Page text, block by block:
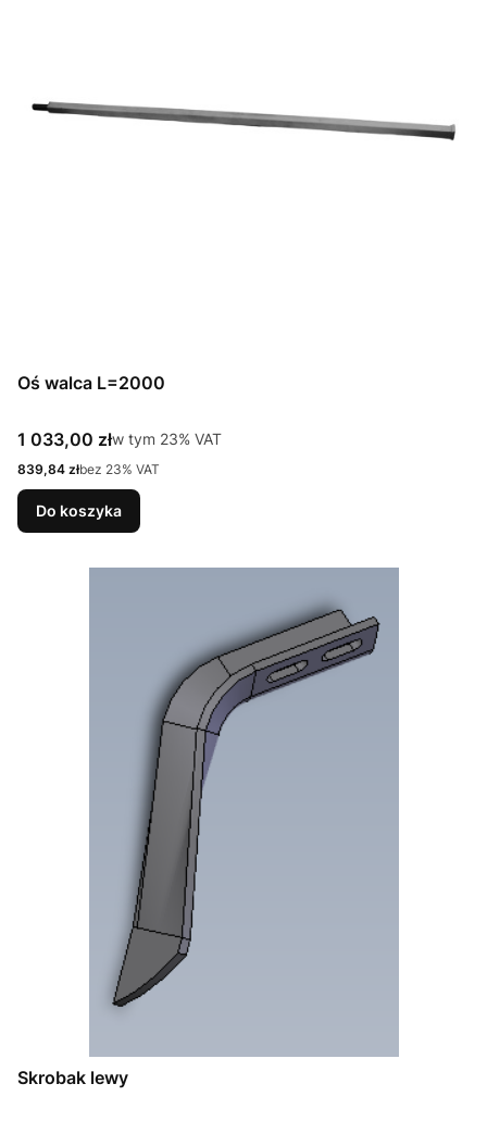
Oś walca L=2000
Cena brutto
1 033,00 złw tym %s VAT
w tym 23% VAT
Cena netto
839,84 złbez 23% VAT
Do koszyka
Skrobak lewy